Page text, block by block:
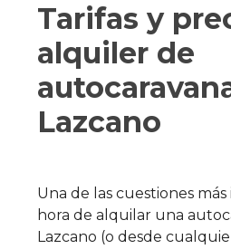
Tarifas y
alquiler de
Lazcano
Una de las cuestiones
hora de alquilar una
Lazcano (o desde